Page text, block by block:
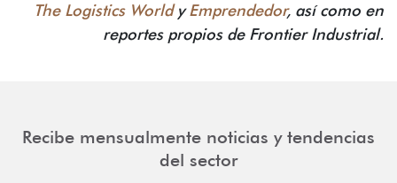
The Logistics WorldyEmprendedor, así como en
reportes propios de Frontier Industrial.
Recibe mensualmente noticias y tendencias
del sector